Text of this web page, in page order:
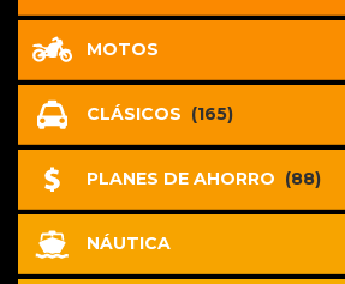
MOTOS
CLÁSICOS (165)
PLANES DE AHORRO (88)
NÁUTICA